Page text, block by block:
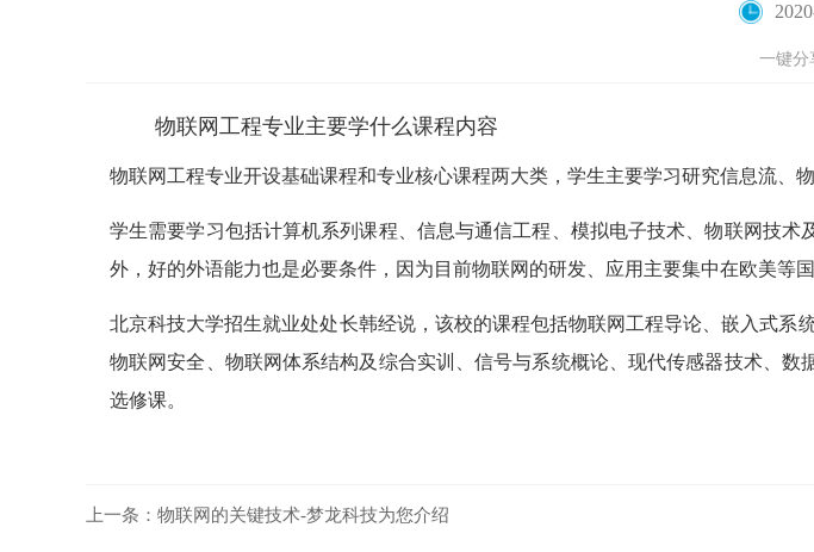
一键分
物联网工程专业主要学什么课程内容
物联网工程专业开设基础课程和专业核心课程两大类，学生主要学习研究信息流、
学生需要学习包括计算机系列课程、信息与通信工程、模拟电子技术、物联网技
外，好的外语能力也是必要条件，因为目前物联网的研发、应用主要集中在欧美等
北京科技大学招生就业处处长韩经说，该校的课程包括物联网工程导论、嵌入式系
物联网安全、物联网体系结构及综合实训、信号与系统概论、现代传感器技术、
选修课。
上一条： 物联网的关键技术-梦龙科技为您介绍